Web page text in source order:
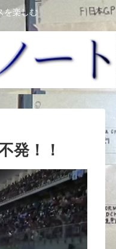
を楽しむ
発！！